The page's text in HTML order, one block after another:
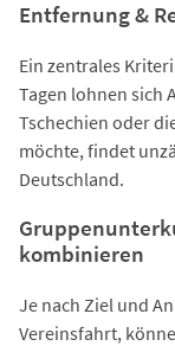
Entfernung &
Ein zentrales
Tagen lohnen sich
Tschechien oder
möchte, findet
Deutschland.
kombinieren
Je nach Ziel und
Vereinsfahrt,